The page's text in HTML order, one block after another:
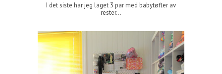
I det siste har jeg laget 3 par med babytøfler av
rester...